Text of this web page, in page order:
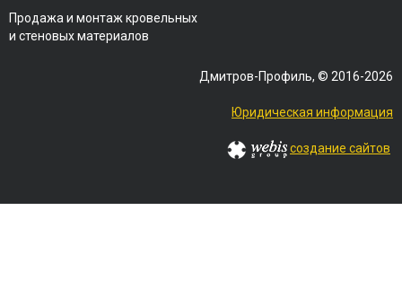
Продажа и монтаж кровельных
и стеновых материалов
Дмитров-Профиль, © 2016-2026
Юридическая информация
создание сайтов